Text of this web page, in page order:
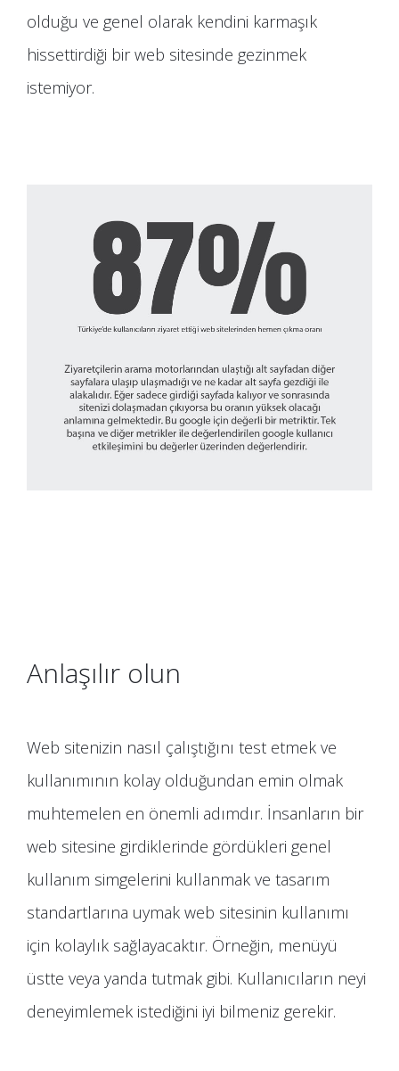
olduğu ve genel olarak kendini karmaşık
hissettirdiği bir web sitesinde gezinmek
istemiyor.
Anlaşılır olun
Web sitenizin nasıl çalıştığını test etmek ve
kullanımının kolay olduğundan emin olmak
muhtemelen en önemli adımdır. İnsanların bir
web sitesine girdiklerinde gördükleri genel
kullanım simgelerini kullanmak ve tasarım
standartlarına uymak web sitesinin kullanımı
için kolaylık sağlayacaktır. Örneğin, menüyü
üstte veya yanda tutmak gibi. Kullanıcıların neyi
deneyimlemek istediğini iyi bilmeniz gerekir.